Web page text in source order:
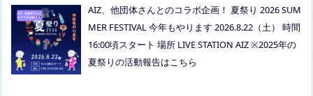
まつフリースクール(岡山市南区植松312-6) 参加者：
AIZ、他団体さんとのコラボ企画！ 夏祭り 2026 SUM
MER FESTIVAL 今年もやります 2026.8.22（土） 時間
16:00頃スタート 場所 LIVE STATION AIZ ※2025年の
夏祭りの活動報告はこちら